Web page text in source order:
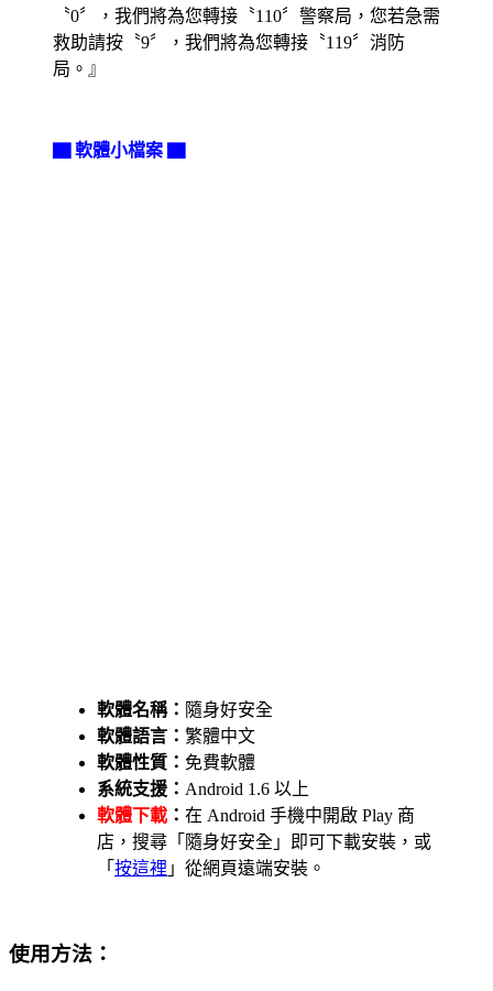
〝0〞，我們將為您轉接〝110〞警察局，您若急需
救助請按〝9〞，我們將為您轉接〝119〞消防
局。』
▇ 軟體小檔案 ▇
軟體名稱： 隨身好安全
軟體語言： 繁體中文
軟體性質： 免費軟體
系統支援： Android 1.6 以上
軟體下載 ： 在 Android 手機中開啟 Play 商
店，搜尋「隨身好安全」即可下載安裝，或
「 按這裡 」從網頁遠端安裝。
使用方法：